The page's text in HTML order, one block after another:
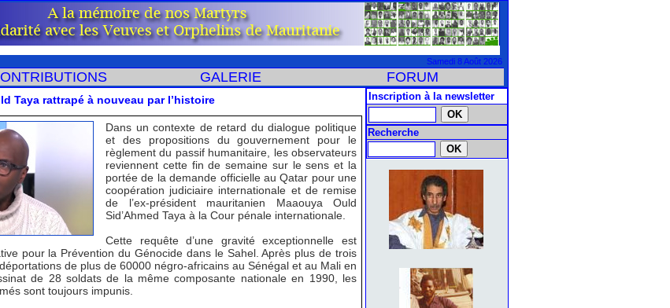
Samedi 8 Août 2026
GALERIE FORUM
Taya rattrapé à nouveau par l’histoire
Dans un contexte de retard du dialogue politique
et des propositions du gouvernement pour le
règlement du passif humanitaire, les observateurs
reviennent cette fin de semaine sur le sens et la
portée de la demande officielle au Qatar pour une
coopération judiciaire internationale et de remise
de l’ex-président mauritanien Maaouya Ould
Sid’Ahmed Taya à la Cour pénale internationale.
Cette requête d’une gravité exceptionnelle est
pour la Prévention du Génocide dans le Sahel. Après plus de trois
de plus de 60000 négro-africains au Sénégal et au Mali en
de 28 soldats de la même composante nationale en 1990, les
sont toujours impunis.
Inscription à la newsletter
Recherche